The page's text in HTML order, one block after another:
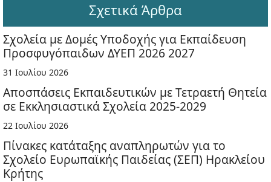
Σχετικά Άρθρα
Σχολεία με Δομές Υποδοχής για Εκπαίδευση
Προσφυγόπαιδων ΔΥΕΠ 2026 2027
31 Ιουλίου 2026
Αποσπάσεις Εκπαιδευτικών με Τετραετή Θητεία
σε Εκκλησιαστικά Σχολεία 2025-2029
22 Ιουλίου 2026
Πίνακες κατάταξης αναπληρωτών για το
Σχολείο Ευρωπαϊκής Παιδείας (ΣΕΠ) Ηρακλείου
Κρήτης